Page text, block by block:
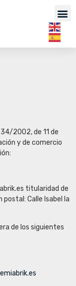
2002, de 11 de
y de comercio
titularidad de
postal: Calle Isabel la
de los siguientes